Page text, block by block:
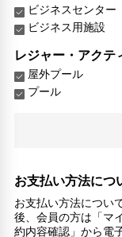
ビジネスセンター
ビジネス用施設
レジャー・アクテ
屋外プール
プール
子供向け施設・サ
ファミリールーム
家族・お子様に優
お支払い方法につ
お支払い方法につい
後、会員の方は「マ
約内容確認」から電